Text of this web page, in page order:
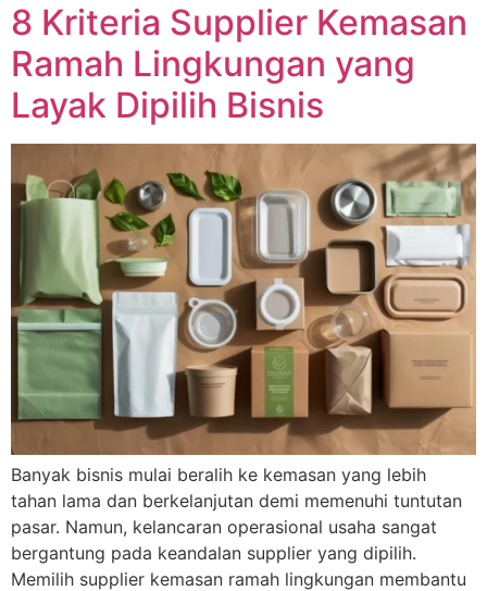
8 Kriteria Supplier Kemasan
Ramah Lingkungan yang
Layak Dipilih Bisnis
Banyak bisnis mulai beralih ke kemasan yang lebih
tahan lama dan berkelanjutan demi memenuhi tuntutan
pasar. Namun, kelancaran operasional usaha sangat
bergantung pada keandalan supplier yang dipilih.
Memilih supplier kemasan ramah lingkungan membantu